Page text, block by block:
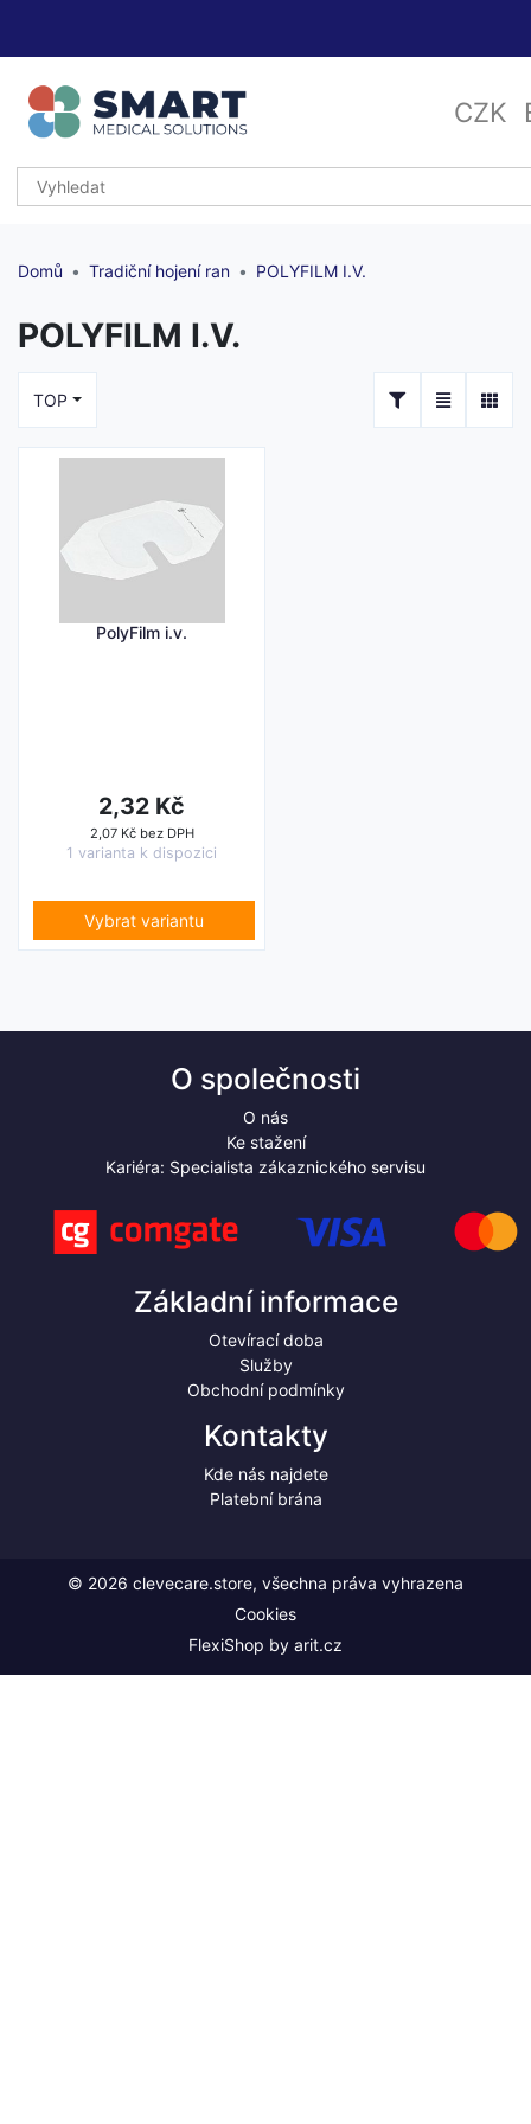
CZK
Domů Tradiční hojení ran POLYFILM I.V.
POLYFILM I.V.
TOP
PolyFilm i.v.
2,32 Kč
2,07 Kč bez DPH
1 varianta k dispozici
Vybrat variantu
O společnosti
O nás
Ke stažení
Kariéra: Specialista zákaznického servisu
Základní informace
Otevírací doba
Služby
Obchodní podmínky
Kontakty
Kde nás najdete
Platební brána
© 2026 clevecare.store, všechna práva vyhrazena
Cookies
FlexiShop by arit.cz